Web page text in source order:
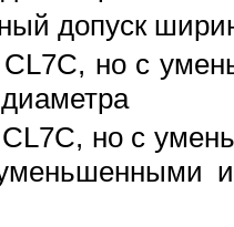
допуск
но с
но с